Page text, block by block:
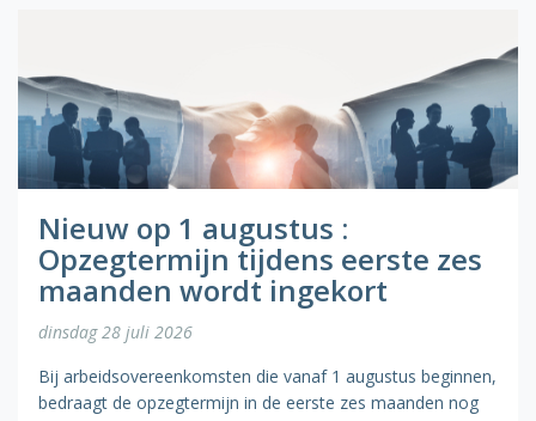
Nieuw op 1 augustus :
Opzegtermijn tijdens eerste zes
maanden wordt ingekort
dinsdag 28 juli 2026
Bij arbeidsovereenkomsten die vanaf 1 augustus beginnen,
bedraagt de opzegtermijn in de eerste zes maanden nog